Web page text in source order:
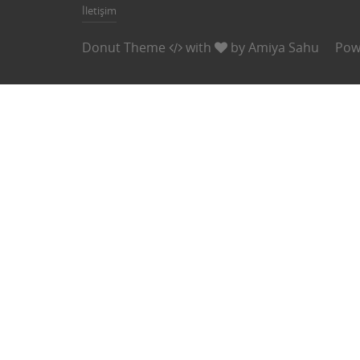
İletişim
Donut Theme with byAmiya Sahu